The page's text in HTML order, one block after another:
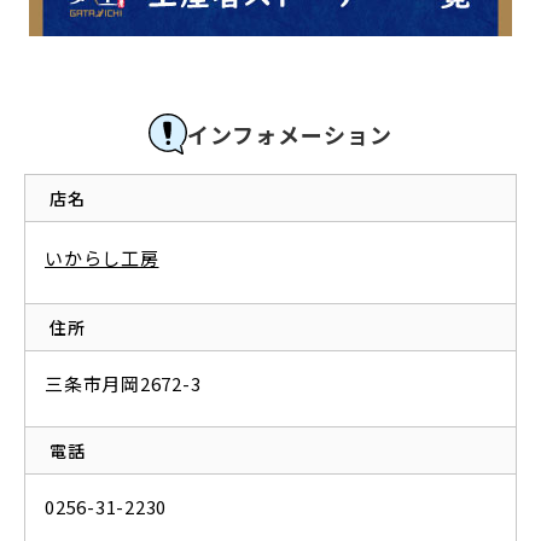
インフォメーション
店名
いからし工房
住所
三条市月岡2672-3
電話
0256-31-2230